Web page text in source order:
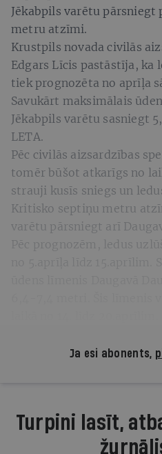
Jēkabpils varētu
metru atzīmi.
Krustpils novada civilās
Edgars Līcis pastāstīja, ka
tiek prognozēta no aprīļa
Savukārt maksimālais
Jēkabpils varētu sasniegt
LETA.
Pēc civilās aizsardzības
tomēr būšot atkarīgs no
strauji kusīs sniegs un
Kritisko septiņu metru
varētu pārsniegt arī
Pēc prognozēm, ledus
Ja esi abonents,
Turpini lasīt,